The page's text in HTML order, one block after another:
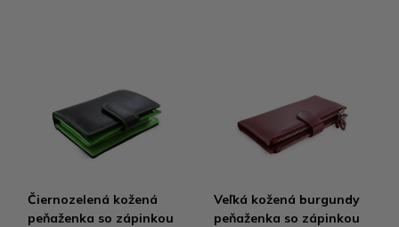
Čiernozelená kožená
peňaženka so zápinkou
Veľká kožená burgundy
peňaženka so zápinkou